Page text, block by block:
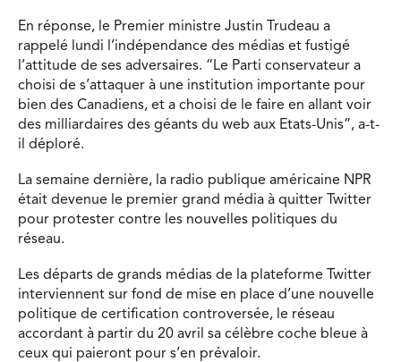
En réponse, le Premier ministre Justin Trudeau a
rappelé lundi l’indépendance des médias et fustigé
l’attitude de ses adversaires. “Le Parti conservateur a
choisi de s’attaquer à une institution importante pour
bien des Canadiens, et a choisi de le faire en allant voir
des milliardaires des géants du web aux Etats-Unis”, a-t-
il déploré.
La semaine dernière, la radio publique américaine NPR
était devenue le premier grand média à quitter Twitter
pour protester contre les nouvelles politiques du
réseau.
Les départs de grands médias de la plateforme Twitter
interviennent sur fond de mise en place d’une nouvelle
politique de certification controversée, le réseau
accordant à partir du 20 avril sa célèbre coche bleue à
ceux qui paieront pour s’en prévaloir.